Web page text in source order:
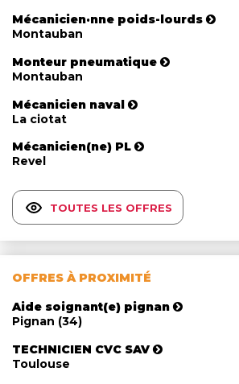
Mécanicien·nne poids-lourds
Montauban
Monteur pneumatique
Montauban
Mécanicien naval
La ciotat
Mécanicien(ne) PL
Revel
TOUTES LES OFFRES
OFFRES À PROXIMITÉ
Aide soignant(e) pignan
Pignan (34)
TECHNICIEN CVC SAV
Toulouse